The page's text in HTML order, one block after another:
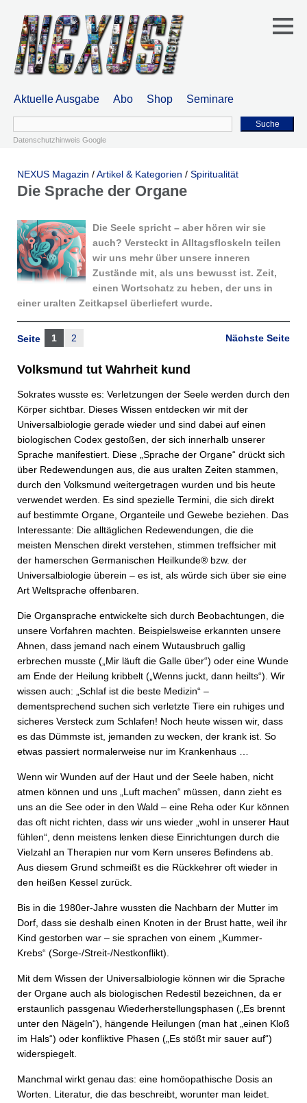
Aktuelle Ausgabe Abo Shop Seminare
Suche
Datenschutzhinweis Google
NEXUS Magazin /Artikel & Kategorien / Spiritualität
Die Sprache der Organe
Die Seele spricht – aber hören wir sie
auch? Versteckt in Alltagsfloskeln teilen
wir uns mehr über unsere inneren
Zustände mit, als uns bewusst ist. Zeit,
einen Wortschatz zu heben, der uns in
einer uralten Zeitkapsel überliefert wurde.
Nächste Seite
Seite 1 2
Volksmund tut Wahrheit kund
Sokrates wusste es: Verletzungen der Seele werden durch den
Körper sichtbar. Dieses Wissen entdecken wir mit der
Universalbiologie gerade wieder und sind dabei auf einen
biologischen Codex gestoßen, der sich innerhalb unserer
Sprache manifestiert. Diese „Sprache der Organe“ drückt sich
über Redewendungen aus, die aus uralten Zeiten stammen,
durch den Volksmund weitergetragen wurden und bis heute
verwendet werden. Es sind spezielle Termini, die sich direkt
auf bestimmte Organe, Organteile und Gewebe beziehen. Das
Interessante: Die alltäglichen Redewendungen, die die
meisten Menschen direkt verstehen, stimmen treffsicher mit
der hamerschen Germanischen Heilkunde® bzw. der
Universalbiologie überein – es ist, als würde sich über sie eine
Art Weltsprache offenbaren.
Die Organsprache entwickelte sich durch Beobachtungen, die
unsere Vorfahren machten. Beispielsweise erkannten unsere
Ahnen, dass jemand nach einem Wutausbruch gallig
erbrechen musste („Mir läuft die Galle über“) oder eine Wunde
am Ende der Heilung kribbelt („Wenns juckt, dann heilts“). Wir
wissen auch: „Schlaf ist die beste Medizin“ –
dementsprechend suchen sich verletzte Tiere ein ruhiges und
sicheres Versteck zum Schlafen! Noch heute wissen wir, dass
es das Dümmste ist, jemanden zu wecken, der krank ist. So
etwas passiert normalerweise nur im Krankenhaus …
Wenn wir Wunden auf der Haut und der Seele haben, nicht
atmen können und uns „Luft machen“ müssen, dann zieht es
uns an die See oder in den Wald – eine Reha oder Kur können
das oft nicht richten, dass wir uns wieder „wohl in unserer Haut
fühlen“, denn meistens lenken diese Einrichtungen durch die
Vielzahl an Therapien nur vom Kern unseres Befindens ab.
Aus diesem Grund schmeißt es die Rückkehrer oft wieder in
den heißen Kessel zurück.
Bis in die 1980er-Jahre wussten die Nachbarn der Mutter im
Dorf, dass sie deshalb einen Knoten in der Brust hatte, weil ihr
Kind gestorben war – sie sprachen von einem „Kummer-
Krebs“ (Sorge-/Streit-/Nestkonflikt).
Mit dem Wissen der Universalbiologie können wir die Sprache
der Organe auch als biologischen Redestil bezeichnen, da er
erstaunlich passgenau Wiederherstellungsphasen („Es brennt
unter den Nägeln“), hängende Heilungen (man hat „einen Kloß
im Hals“) oder konfliktive Phasen („Es stößt mir sauer auf“)
widerspiegelt.
Manchmal wirkt genau das: eine homöopathische Dosis an
Worten. Literatur, die das beschreibt, worunter man leidet.